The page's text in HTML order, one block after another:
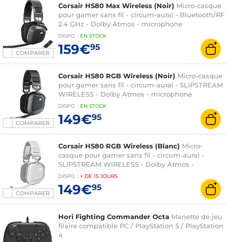
COMPARER
Corsair HS80 Max Wireless (Noir) Micro-casque
pour gamer sans fil - circum-aural - Bluetooth/RF
2.4 GHz - Dolby Atmos - microphone
omnidirectionnel - compatible PC/PlayStation
4/PlayStation 5
DISPO : EN STOCK
159€95
COMPARER
Corsair HS80 RGB Wireless (Noir) Micro-casque
pour gamer sans fil - circum-aural - SLIPSTREAM
WIRELESS - Dolby Atmos - microphone
omnidirectionnel - compatible PC/PlayStation
4/PlayStation 5
DISPO : EN STOCK
149€95
COMPARER
Corsair HS80 RGB Wireless (Blanc) Micro-
casque pour gamer sans fil - circum-aural -
SLIPSTREAM WIRELESS - Dolby Atmos -
microphone omnidirectionnel - compatible
PC/PlayStation 4/PlayStation 5
DISPO : + DE 15 JOURS
149€95
Hori Fighting Commander Octa Manette de jeu
filaire compatible PC / PlayStation 5 / PlayStation
4